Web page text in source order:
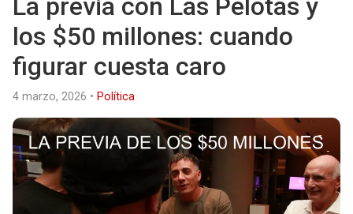
La previa con Las Pelotas y
los $50 millones: cuando
figurar cuesta caro
4 marzo, 2026 • Política